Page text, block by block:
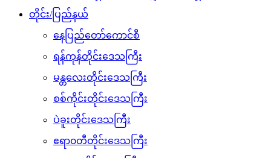
တိုင်း/ပြည်နယ်
နေပြည်တော်ကောင်စီ
ရန်ကုန်တိုင်းဒေသကြီး
မန္တလေးတိုင်းဒေသကြီး
စစ်ကိုင်းတိုင်းဒေသကြီး
ပဲခူးတိုင်းဒေသကြီး
ဧရာ၀တီတိုင်းဒေသကြီး